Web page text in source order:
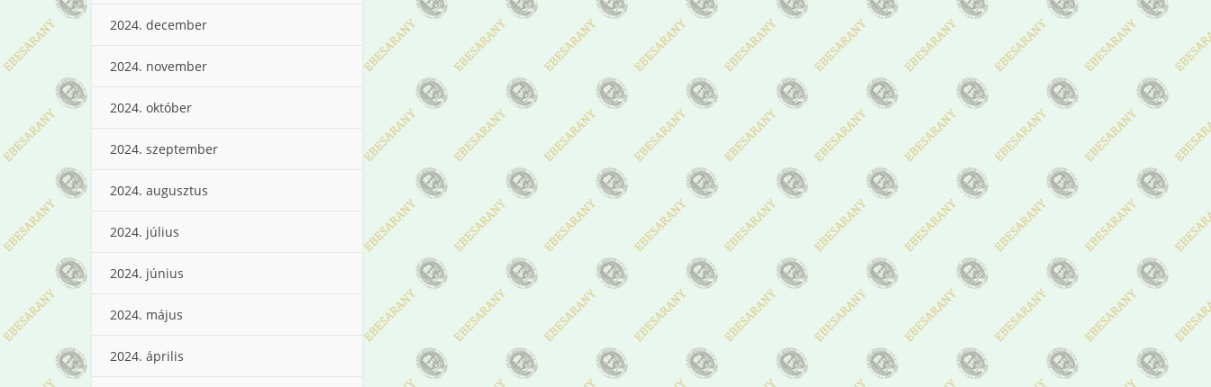
2024. december
2024. november
2024. október
2024. szeptember
2024. augusztus
2024. július
2024. június
2024. május
2024. április